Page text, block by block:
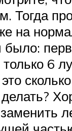
Тогда
на
было:
6